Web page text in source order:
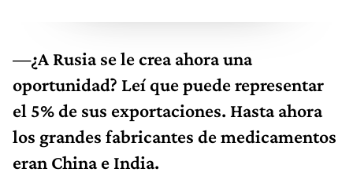
—¿A Rusia se le crea ahora una
oportunidad? Leí que puede representar
el 5% de sus exportaciones. Hasta ahora
los grandes fabricantes de medicamentos
eran China e India.